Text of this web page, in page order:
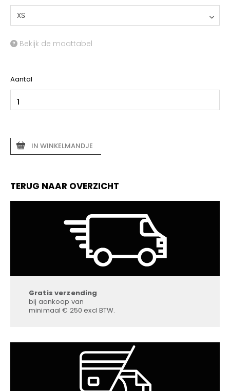
XS
Bekijk de maattabel
Aantal
IN WINKELMANDJE
TERUG NAAR OVERZICHT
Gratis verzending
bij aankoop van
minimaal € 250 excl BTW.